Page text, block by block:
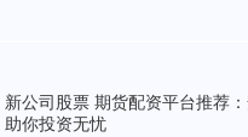
新公司股票 期货配资平台推荐：
助你投资无忧